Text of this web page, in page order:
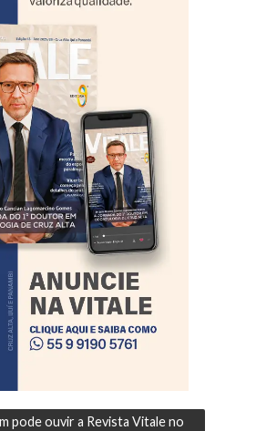
pode ouvir a Revista Vitale no